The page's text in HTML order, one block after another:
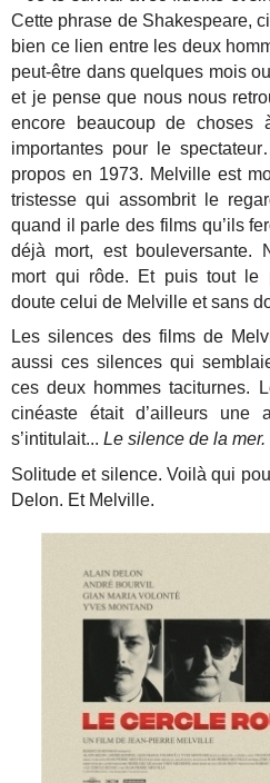
Cette phrase de Shakespeare,
bien ce lien entre les deux
peut-être dans quelques mois
et je pense que nous nous
encore beaucoup de
importantes pour le
propos en 1973. Melville est
tristesse qui assombrit le
quand il parle des films qu’ils
déjà mort, est bouleversante.
mort qui rôde. Et puis tout le
doute celui de Melville et sans
Les silences des films de
aussi ces silences qui
ces deux hommes taciturnes.
cinéaste était d’ailleurs une
s’intitulait... Le silence de la mer.
Solitude et silence. Voilà qui
Delon. Et Melville.